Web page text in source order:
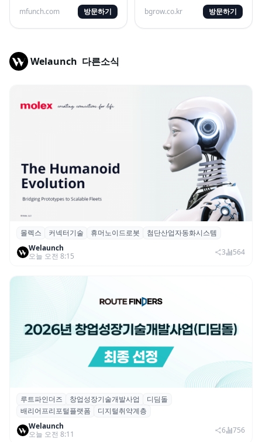
ICT 중심의 혁신 에이전시
mfunch.com 방문하기
니다
bgrow.co.kr 방문하기
Welaunch 다른소식
몰렉스, 휴머노이드 로봇용 ‘MiniMix’ 하이
브리드 전원·신호 커넥터 공개
몰렉스 커넥터기술 휴머노이드로봇
첨단산업자동화시스템
Welaunch
오늘 오전 8:15
3 564
루트파인더즈, ‘2026 창업성장기술개발사업
(디딤돌)’ 선정
루트파인더즈 창업성장기술개발사업
디딤돌
배리어프리포털플랫폼
디지털취약계층
Welaunch
오늘 오전 8:11
6 756